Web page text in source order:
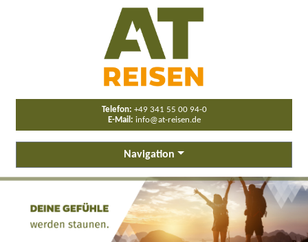
Telefon: +49 341 55 00 94-0
E-Mail: info@at-reisen.de
Navigation